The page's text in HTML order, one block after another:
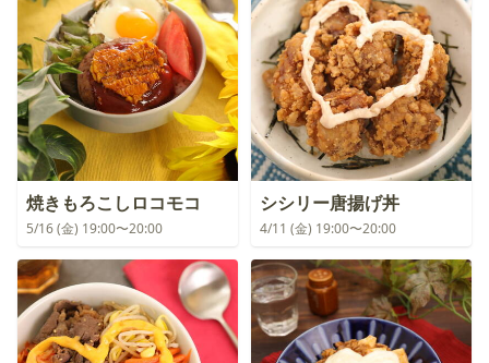
焼きもろこしロコモコ
5/16 (金) 19:00〜20:00
シシリー唐揚げ丼
4/11 (金) 19:00〜20:00